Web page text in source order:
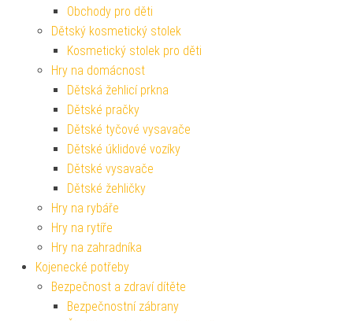
Obchody pro děti
Dětský kosmetický stolek
Kosmetický stolek pro děti
Hry na domácnost
Dětská žehlicí prkna
Dětské pračky
Dětské tyčové vysavače
Dětské úklidové vozíky
Dětské vysavače
Dětské žehličky
Hry na rybáře
Hry na rytíře
Hry na zahradníka
Kojenecké potřeby
Bezpečnost a zdraví dítěte
Bezpečnostní zábrany